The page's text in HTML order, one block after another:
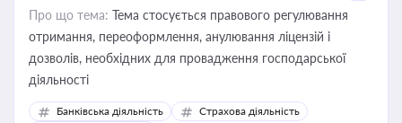
Про що тема: Тема стосується правового регулювання
отримання, переоформлення, анулювання ліцензій і
дозволів, необхідних для провадження господарської
діяльності
Банківська діяльність
Страхова діяльність